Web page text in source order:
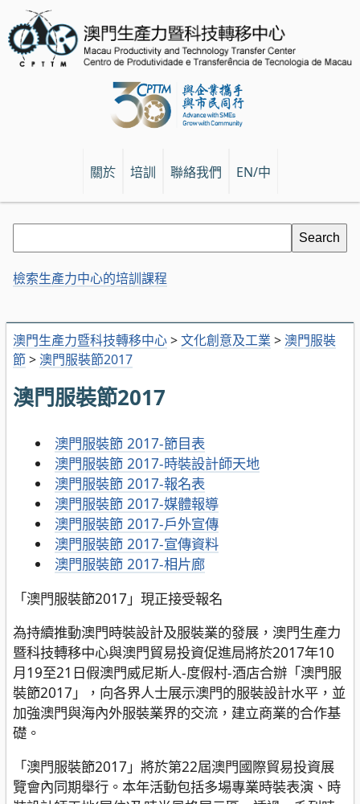
關於 培訓 聯絡我們 EN/中
澳門生產力暨科技轉移中心>文化創意及工業 > 澳門服裝
節> 澳門服裝節2017
澳門服裝節2017
澳門服裝節 2017-節目表
澳門服裝節 2017-時裝設計師天地
澳門服裝節 2017-報名表
澳門服裝節 2017-媒體報導
澳門服裝節 2017-戶外宣傳
澳門服裝節 2017-宣傳資料
澳門服裝節 2017-相片廊
「澳門服裝節2017」現正接受報名
為持續推動澳門時裝設計及服裝業的發展，澳門生產力
暨科技轉移中心與澳門貿易投資促進局將於2017年10
月19至21日假澳門威尼斯人-度假村-酒店合辦「澳門服
裝節2017」，向各界人士展示澳門的服裝設計水平，並
加強澳門與海內外服裝業界的交流，建立商業的合作基
礎。
「澳門服裝節2017」將於第22屆澳門國際貿易投資展
覽會內同期舉行。本年活動包括多場專業時裝表演、時
檢索生產力中心的培訓課程